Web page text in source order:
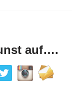
auf….